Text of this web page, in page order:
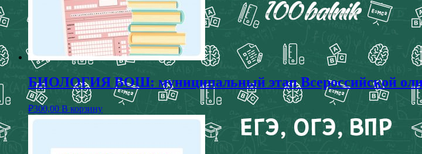
БИОЛОГИЯ ВОШ: муниципальный этап Всероссийской
₽300,00 В корзину